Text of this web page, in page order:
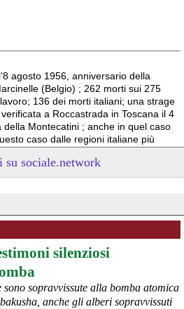
agosto 1956, anniversario della
(Belgio) ; 262 morti sui 275
136 dei morti italiani; una strage
a Roccastrada in Toscana il 4
Montecatini ; anche in quel caso
caso dalle regioni italiane più
LAVORO SICURO
su sociale.network
silenziosi
sopravvissute alla bomba atomica
anche gli alberi sopravvissuti